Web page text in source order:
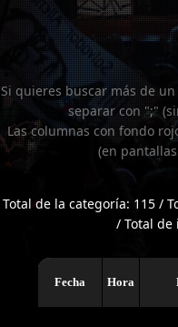
Si quieres buscar más de
separar con ";"
Las columnas con fondo
(en
Total de la categoría: 115 /
/ Total de
Fecha Hora